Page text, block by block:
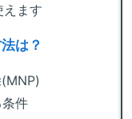
えます
は？
件